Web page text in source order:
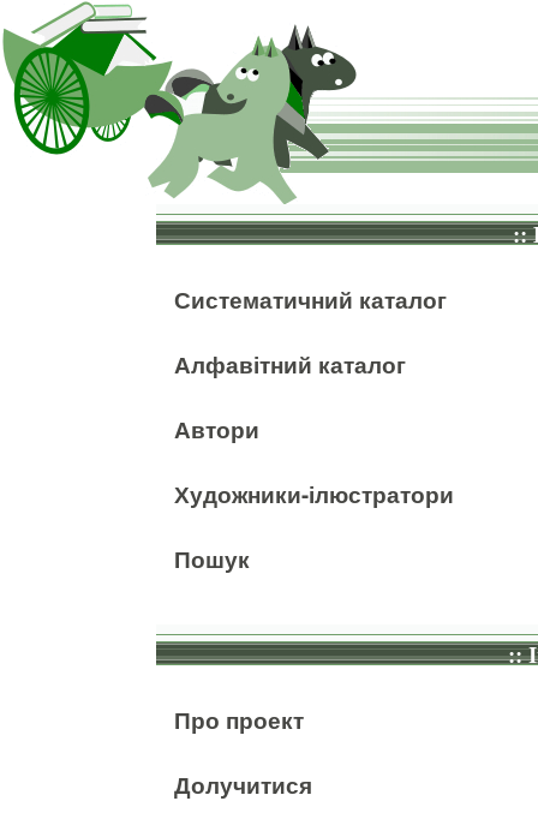
::
Систематичний каталог
Алфавітний каталог
Автори
Художники-ілюстратори
Пошук
::
Про проект
Долучитися